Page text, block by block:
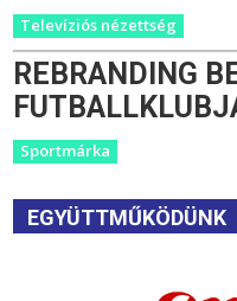
Televíziós nézettség
REBRANDING
Sportmárka
EGYÜTTMŰKÖDÜNK